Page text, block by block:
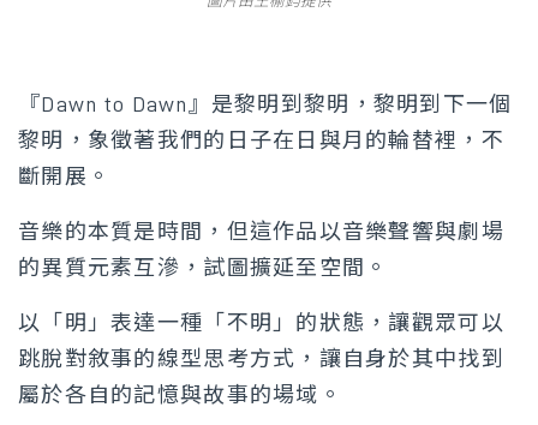
『Dawn to Dawn』是黎明到黎明，黎明到下一個
黎明，象徵著我們的日子在日與月的輪替裡，不
斷開展。
音樂的本質是時間，但這作品以音樂聲響與劇場
的異質元素互滲，試圖擴延至空間。
以「明」表達一種「不明」的狀態，讓觀眾可以
跳脫對敘事的線型思考方式，讓自身於其中找到
屬於各自的記憶與故事的場域。